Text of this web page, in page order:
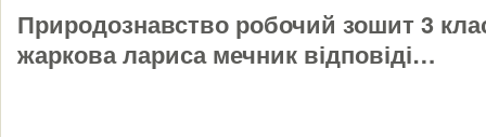
Природознавство робочий зошит 3
жаркова лариса мечник відповіді…